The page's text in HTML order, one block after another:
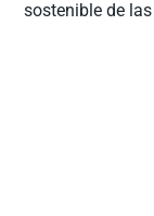
sostenible de